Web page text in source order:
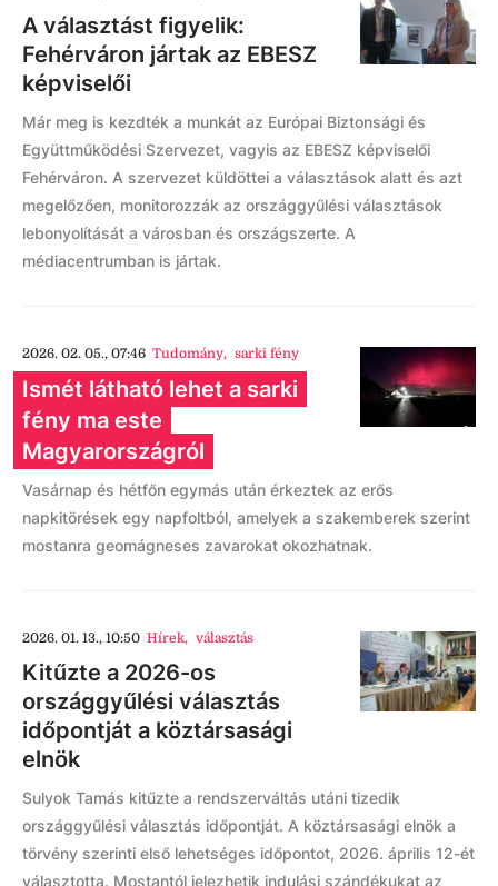
A választást figyelik:
Fehérváron jártak az EBESZ
képviselői
Már meg is kezdték a munkát az Európai Biztonsági és
Együttműködési Szervezet, vagyis az EBESZ képviselői
Fehérváron. A szervezet küldöttei a választások alatt és azt
megelőzően, monitorozzák az országgyűlési választások
lebonyolítását a városban és országszerte. A
médiacentrumban is jártak.
2026. 02. 05., 07:46 Tudomány, sarki fény
Ismét látható lehet a sarki
fény ma este
Magyarországról
Vasárnap és hétfőn egymás után érkeztek az erős
napkitörések egy napfoltból, amelyek a szakemberek szerint
mostanra geomágneses zavarokat okozhatnak.
2026. 01. 13., 10:50 Hírek, választás
Kitűzte a 2026-os
országgyűlési választás
időpontját a köztársasági
elnök
Sulyok Tamás kitűzte a rendszerváltás utáni tizedik
országgyűlési választás időpontját. A köztársasági elnök a
törvény szerinti első lehetséges időpontot, 2026. április 12-ét
választotta. Mostantól jelezhetik indulási szándékukat az